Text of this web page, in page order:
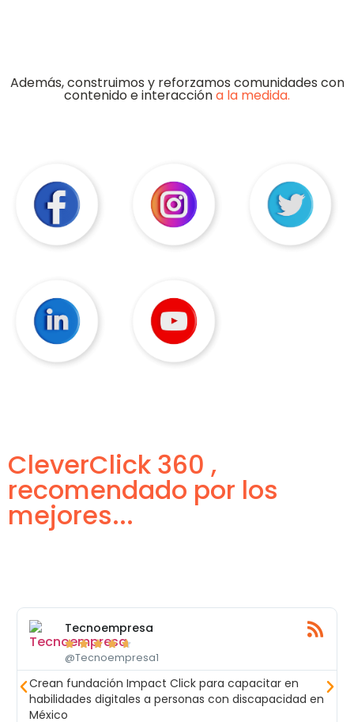
Además, construimos y reforzamos comunidades con
contenido e interaccióna la medida.
CleverClick 360 ,
recomendado por los
mejores...
Tecnoempresa
    
@Tecnoempresa1
Crean fundación Impact Click para capacitar en
habilidades digitales a personas con discapacidad en
México